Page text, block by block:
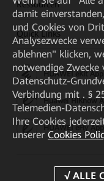
Ressourcen
Quick Links
HUAWEI eKit App
Huawei HiKnow
HUAWEI eFly App
damit
und Cookies von
Analysezwecke
ablehnen" klicken,
notwendige
Datenschutz-
Verbindung mit . §
Telemedien-
Ihre Cookies
unserer Cookies